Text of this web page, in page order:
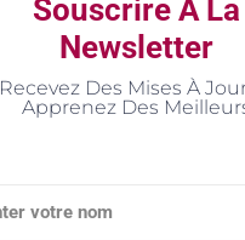
Souscrire A La
Newsletter
Recevez Des Mises À
Apprenez Des